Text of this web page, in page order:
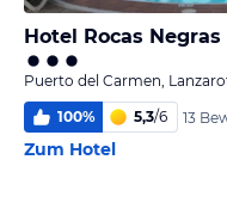
Hotel Rocas Negras
Puerto del Carmen,
100% 5,3/6 13
Zum Hotel